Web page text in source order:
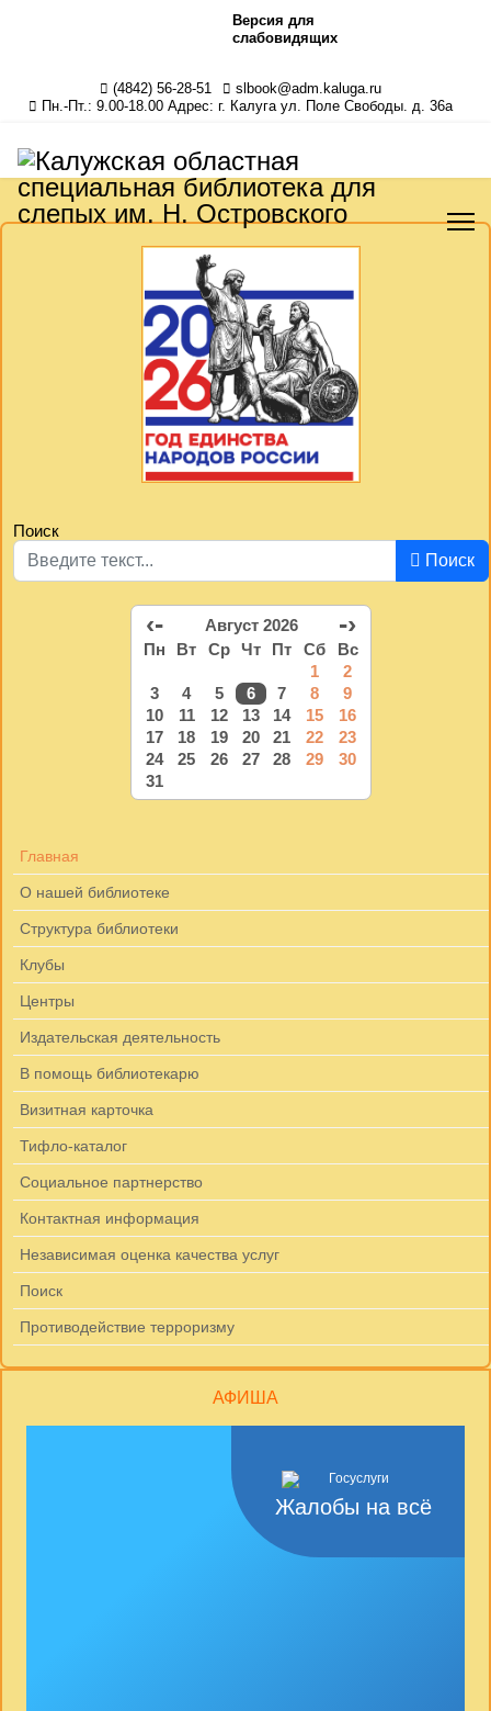
Версия для
слабовидящих
(4842) 56-28-51
slbook@adm.kaluga.ru
Пн.-Пт.: 9.00-18.00 Адрес: г. Калуга ул. Поле Свободы. д. 36а
Поиск
Поиск
‹- Август 2026 -›
Пн Вт Ср Чт Пт Сб
Вс
1
2
3
4 5 6 7 8
9
10
11 12 13 14 15
16
17
18 19 20 21 22
23
24
25 26 27 28 29
30
31
Главная
О нашей библиотеке
Структура библиотеки
Клубы
Центры
Издательская деятельность
В помощь библиотекарю
Визитная карточка
Тифло-каталог
Социальное партнерство
Контактная информация
Независимая оценка качества услуг
Поиск
Противодействие терроризму
АФИША
Жалобы на всё